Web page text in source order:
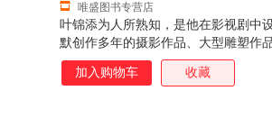
叶锦添为人所熟知，是他在影视剧中
默创作多年的摄影作品、大型雕塑作
展艺术家，叶锦添完成的“转型”在大
唯盛图书专营店
加入购物车 收藏